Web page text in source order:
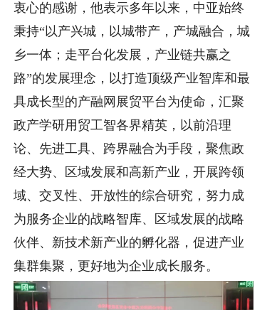
衷心的感谢，他表示多年以来，中亚始终
秉持“以产兴城，以城带产，产城融合，城
乡一体；走平台化发展，产业链共赢之
路”的发展理念，以打造顶级产业智库和最
具成长型的产融网展贸平台为使命，汇聚
政产学研用贸工智各界精英，以前沿理
论、先进工具、跨界融合为手段，聚焦政
经大势、区域发展和高新产业，开展跨领
域、交叉性、开放性的综合研究，努力成
为服务企业的战略智库、区域发展的战略
伙伴、新技术新产业的孵化器，促进产业
集群集聚，更好地为企业成长服务。